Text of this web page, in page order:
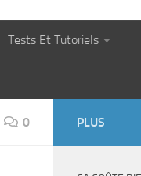
Tests Et Tutoriels
0 PLUS